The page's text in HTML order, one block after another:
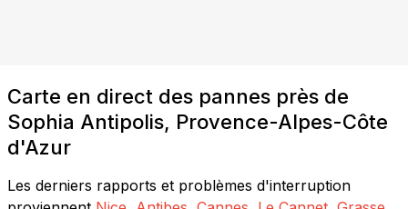
Carte en direct des pannes près de
Sophia Antipolis, Provence-Alpes-Côte
d'Azur
Les derniers rapports et problèmes d'interruption